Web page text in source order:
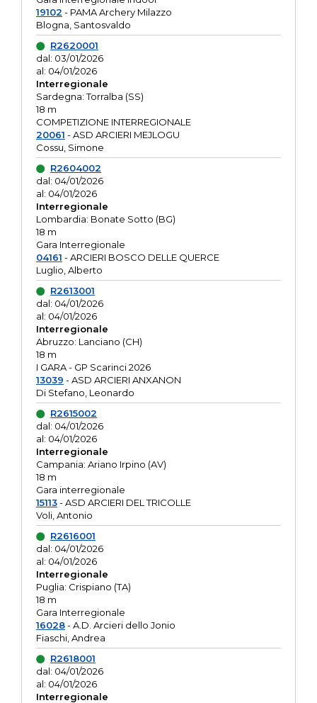
19102 - PAMA Archery Milazzo
Blogna, Santosvaldo
R2620001
dal: 03/01/2026
al: 04/01/2026
Interregionale
Sardegna: Torralba (SS)
18 m
COMPETIZIONE INTERREGIONALE
20061 - ASD ARCIERI MEJLOGU
Cossu, Simone
R2604002
dal: 04/01/2026
al: 04/01/2026
Interregionale
Lombardia: Bonate Sotto (BG)
18 m
Gara Interregionale
04161 - ARCIERI BOSCO DELLE QUERCE
Luglio, Alberto
R2613001
dal: 04/01/2026
al: 04/01/2026
Interregionale
Abruzzo: Lanciano (CH)
18 m
I GARA - GP Scarinci 2026
13039 - ASD ARCIERI ANXANON
Di Stefano, Leonardo
R2615002
dal: 04/01/2026
al: 04/01/2026
Interregionale
Campania: Ariano Irpino (AV)
18 m
Gara interregionale
15113- ASD ARCIERI DEL TRICOLLE
Voli, Antonio
R2616001
dal: 04/01/2026
al: 04/01/2026
Interregionale
Puglia: Crispiano (TA)
18 m
Gara Interregionale
16028- A.D. Arcieri dello Jonio
Fiaschi, Andrea
R2618001
dal: 04/01/2026
al: 04/01/2026
Interregionale